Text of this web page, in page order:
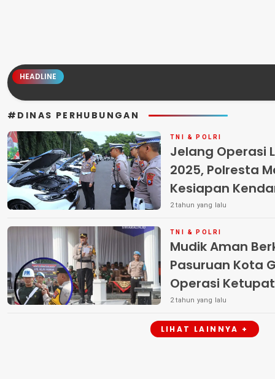
HEADLINE
#DINAS PERHUBUNGAN
TNI & POLRI
Jelang Operasi
2025, Polresta
Kesiapan
Nataru
2 tahun yang lalu
TNI & POLRI
Mudik Aman
Pasuruan Kota
Operasi
2 tahun yang lalu
LIHAT LAINNYA +